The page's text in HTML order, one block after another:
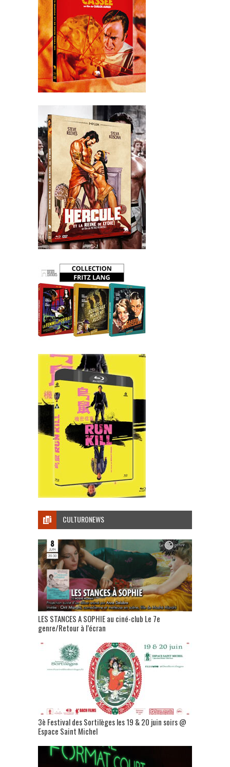
CULTURONEWS
LES STANCES A SOPHIE au ciné-club Le 7e
genre/Retour à l’écran
3è Festival des Sortilèges les 19 & 20 juin soirs @
Espace Saint Michel